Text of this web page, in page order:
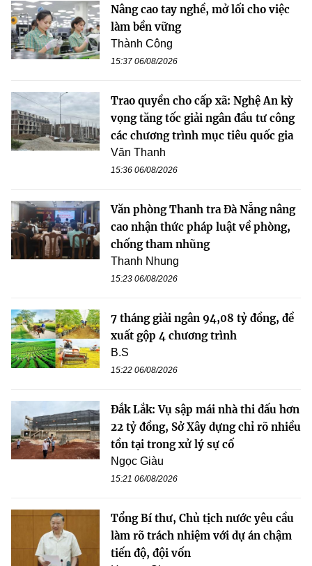
Nâng cao tay nghề, mở lối cho việc
làm bền vững
Thành Công
15:37 06/08/2026
Trao quyền cho cấp xã: Nghệ An kỳ
vọng tăng tốc giải ngân đầu tư công
các chương trình mục tiêu quốc gia
Văn Thanh
15:36 06/08/2026
Văn phòng Thanh tra Đà Nẵng nâng
cao nhận thức pháp luật về phòng,
chống tham nhũng
Thanh Nhung
15:23 06/08/2026
7 tháng giải ngân 94,08 tỷ đồng, đề
xuất gộp 4 chương trình
B.S
15:22 06/08/2026
Đắk Lắk: Vụ sập mái nhà thi đấu hơn
22 tỷ đồng, Sở Xây dựng chỉ rõ nhiều
tồn tại trong xử lý sự cố
Ngọc Giàu
15:21 06/08/2026
Tổng Bí thư, Chủ tịch nước yêu cầu
làm rõ trách nhiệm với dự án chậm
tiến độ, đội vốn